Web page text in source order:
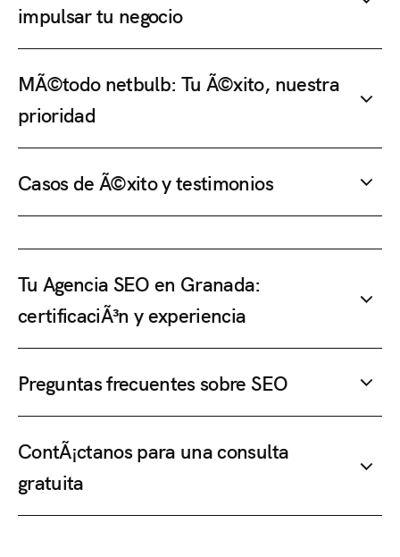
impulsar tu negocio
MÃ©todo netbulb: Tu Ã©xito, nuestra
prioridad
Casos de Ã©xito y testimonios
Tu Agencia SEO en Granada:
certificaciÃ³n y experiencia
Preguntas frecuentes sobre SEO
ContÃ¡ctanos para una consulta
gratuita